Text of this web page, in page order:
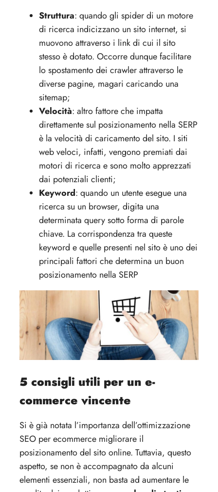
Struttura: quando gli spider di un motore
di ricerca indicizzano un sito internet, si
muovono attraverso i link di cui il sito
stesso è dotato. Occorre dunque facilitare
lo spostamento dei crawler attraverso le
diverse pagine, magari caricando una
sitemap;
Velocità: altro fattore che impatta
direttamente sul posizionamento nella SERP
è la velocità di caricamento del sito. I siti
web veloci, infatti, vengono premiati dai
motori di ricerca e sono molto apprezzati
dai potenziali clienti;
Keyword: quando un utente esegue una
ricerca su un browser, digita una
determinata query sotto forma di parole
chiave. La corrispondenza tra queste
keyword e quelle presenti nel sito è uno dei
principali fattori che determina un buon
posizionamento nella SERP
5 consigli utili per un e-
commerce vincente
Si è già notata l’importanza dell’ottimizzazione
SEO per ecommerce migliorare il
posizionamento del sito online. Tuttavia, questo
aspetto, se non è accompagnato da alcuni
elementi essenziali, non basta ad aumentare le